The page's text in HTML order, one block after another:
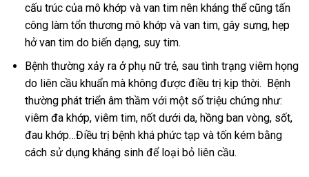
cấu trúc của mô khớp và van tim nên kháng thể cũng tấn
công làm tổn thương mô khớp và van tim, gây sưng, hẹp
hở van tim do biến dạng, suy tim.
Bệnh thường xảy ra ở phụ nữ trẻ, sau tình trạng viêm họng
do liên cầu khuẩn mà không được điều trị kịp thời. Bệnh
thường phát triển âm thầm với một số triệu chứng như:
viêm đa khớp, viêm tim, nốt dưới da, hồng ban vòng, sốt,
đau khớp…Điều trị bệnh khá phức tạp và tốn kém bằng
cách sử dụng kháng sinh để loại bỏ liên cầu.